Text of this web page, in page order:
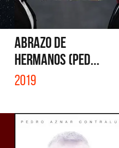
ABRAZO DE
HERMANOS (PED...
2019